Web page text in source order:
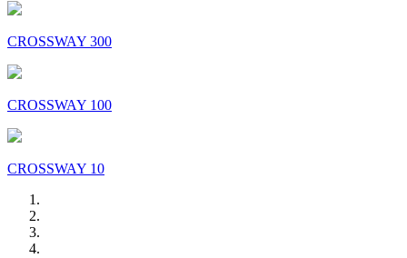
CROSSWAY 300
CROSSWAY 100
CROSSWAY 10